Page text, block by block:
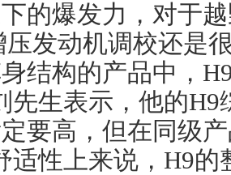
的爆发力，对于
压发动机调校还是
结构的产品中，
先生表示，他的
要高，但在同级
适性上来说，H9